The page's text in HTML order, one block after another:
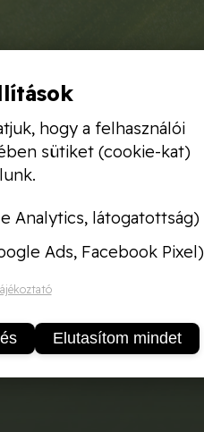
hogy a felhasználói
sütiket (cookie-kat)
Analytics, látogatottság)
Ads, Facebook Pixel)
Elutasítom mindet